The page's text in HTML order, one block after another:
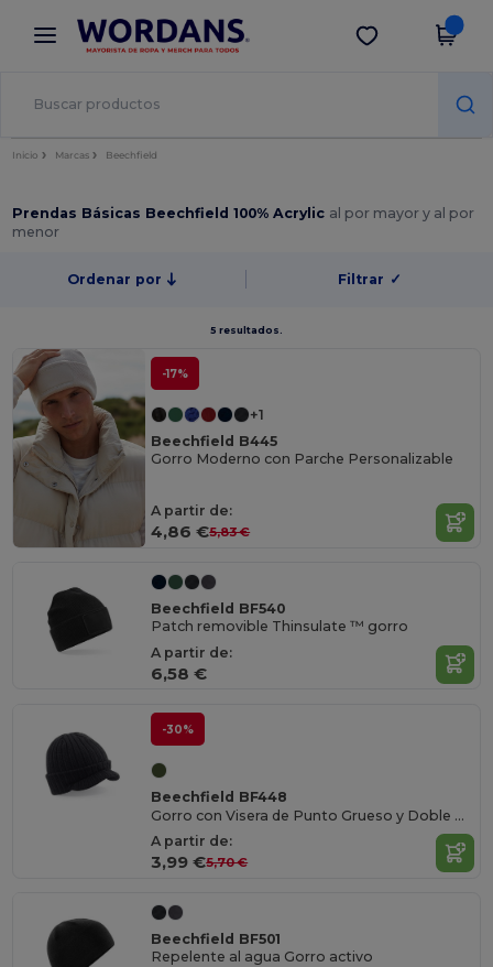
× App de Wordans
¡Mejores precios en app!
Descargar app
Inicio Marcas Beechfield
Prendas Básicas Beechfield 100% Acrylic al por mayor y al por
menor
Ordenar por Filtrar ✓
5 resultados.
-17%
+1
Beechfield B445
Gorro Moderno con Parche Personalizable
A partir de:
4,86 €5,83 €
Beechfield BF540
Patch removible Thinsulate ™ gorro
A partir de:
6,58 €
-30%
Beechfield BF448
Gorro con Visera de Punto Grueso y Doble Capa
A partir de:
3,99 €5,70 €
Beechfield BF501
Repelente al agua Gorro activo